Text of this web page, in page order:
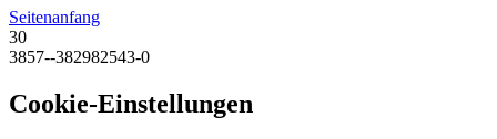
Seitenanfang
30
3857--382982543-0
Cookie-Einstellungen